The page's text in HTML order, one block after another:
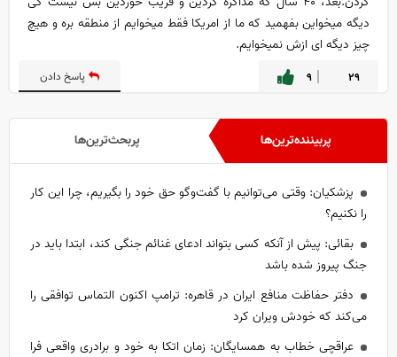
دیگه میخواین بفهمید که ما از امریکا فقط میخوایم از منطقه بره و هیچ
چیز دیگه ای ازش نمیخوایم.
۲۹ ۹ پاسخ دادن
پربیننده‌ترین‌ها پربحث‌ترین‌ها
پزشکیان: وقتی می‌توانیم با گفت‌و‌گو حق خود را بگیریم، چرا این کار
را نکنیم؟
بقائی: پیش از آنکه کسی بتواند ادعای غنائم جنگی کند، ابتدا باید در
جنگ پیروز شده باشد
دفتر حفاظت منافع ایران در قاهره: ترامپ اکنون التماس توافقی را
می‌کند که خودش ویران کرد
عراقچی خطاب به همسایگان: زمان اتکا به خود و برادری واقعی فرا